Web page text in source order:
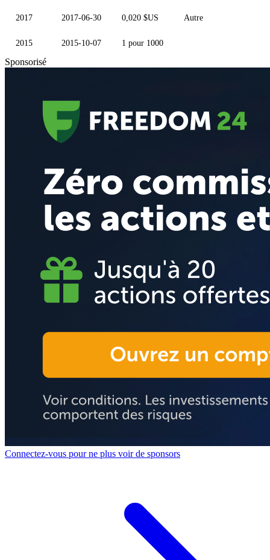
2017 2017-06-30 0,020 $US Autre
2015 2015-10-07 1 pour 1000
Sponsorisé
Connectez-vous pour ne plus voir de sponsors